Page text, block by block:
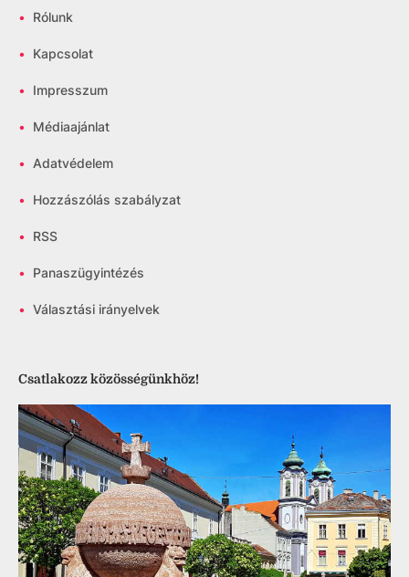
• Rólunk
• Kapcsolat
• Impresszum
• Médiaajánlat
• Adatvédelem
• Hozzászólás szabályzat
• RSS
• Panaszügyintézés
• Választási irányelvek
Csatlakozz közösségünkhöz!